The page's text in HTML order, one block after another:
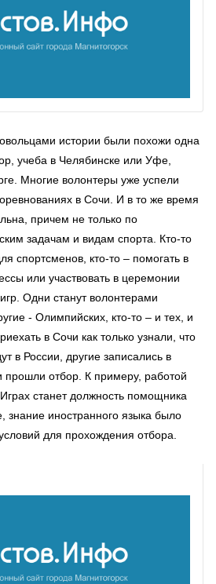
истории были похожи одна
учеба в Челябинске или Уфе,
Многие волонтеры уже успели
в Сочи. И в то же время
причем не только по
задачам и видам спорта. Кто-то
спортсменов, кто-то – помогать в
или участвовать в церемонии
Одни станут волонтерами
- Олимпийских, кто-то – и тех, и
в Сочи как только узнали, что
в России, другие записались в
прошли отбор. К примеру, работой
станет должность помощника
знание иностранного языка было
для прохождения отбора.